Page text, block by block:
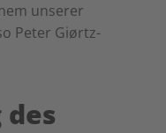
unserer
Peter Giørtz-